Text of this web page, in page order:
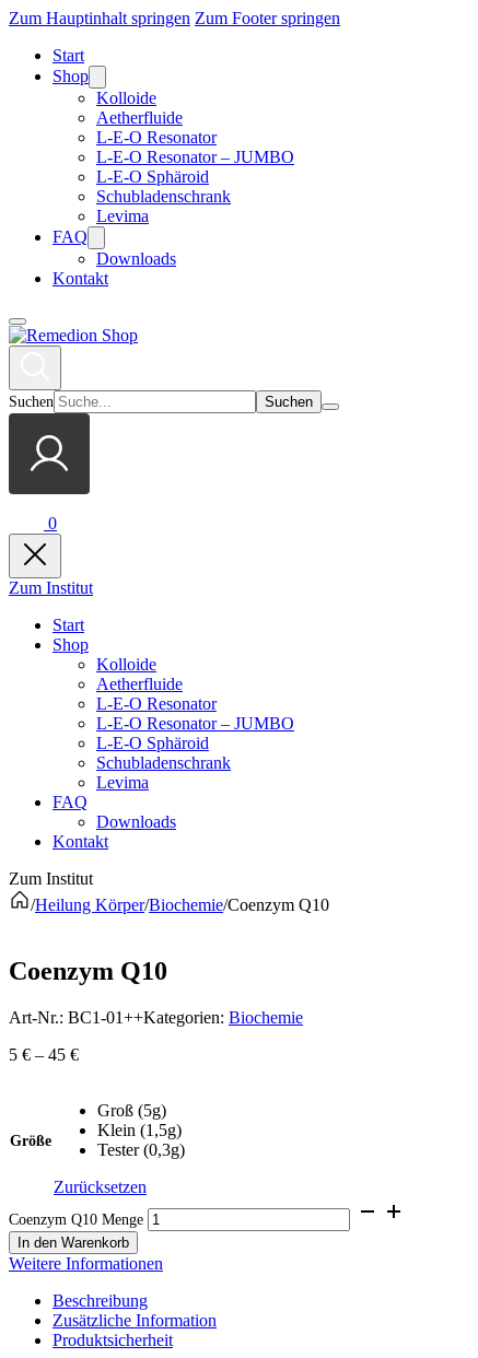
Zum Hauptinhalt springen Zum Footer springen
Start
Shop
Kolloide
Aetherfluide
L-E-O Resonator
L-E-O Resonator – JUMBO
L-E-O Sphäroid
Schubladenschrank
Levima
FAQ
Downloads
Kontakt
Suchen
0
Zum Institut
Start
Shop
Kolloide
Aetherfluide
L-E-O Resonator
L-E-O Resonator – JUMBO
L-E-O Sphäroid
Schubladenschrank
Levima
FAQ
Downloads
Kontakt
Zum Institut
/Heilung Körper/Biochemie/Coenzym Q10
Coenzym Q10
Art-Nr.: BC1-01++Kategorien: Biochemie
5 € – 45 €
Größe
Groß (5g)
Klein (1,5g)
Tester (0,3g)
Zurücksetzen
Coenzym Q10 Menge
In den Warenkorb
Weitere Informationen
Beschreibung
Zusätzliche Information
Produktsicherheit